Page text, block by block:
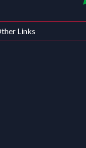
Links